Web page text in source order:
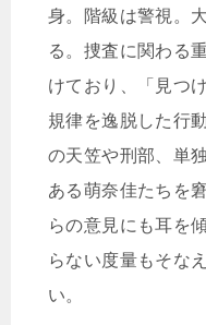
身。階級は警視。
る。捜査に関わる
けており、「見つ
規律を逸脱した行
の天笠や刑部、単
ある萌奈佳たちを
らの意見にも耳を
らない度量もそな
い。